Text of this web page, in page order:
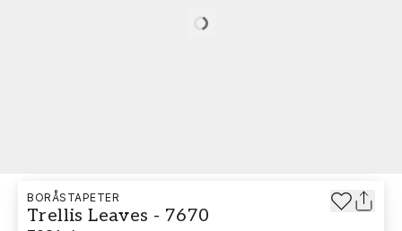
Loading…
BORÅSTAPETER
Trellis Leaves - 7670